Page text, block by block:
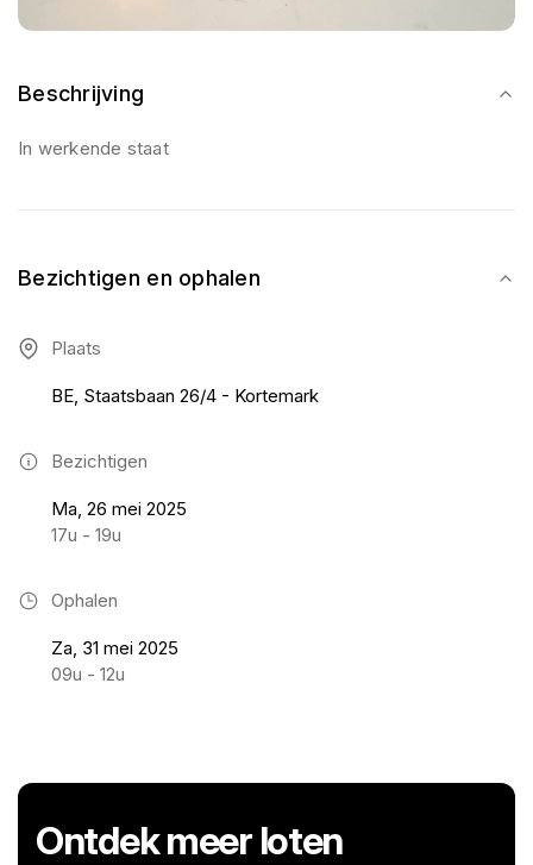
Beschrijving
In werkende staat
Bezichtigen en ophalen
Plaats
BE, Staatsbaan 26/4 - Kortemark
Bezichtigen
Ma, 26 mei 2025
17u - 19u
Ophalen
Za, 31 mei 2025
09u - 12u
Ontdek meer loten